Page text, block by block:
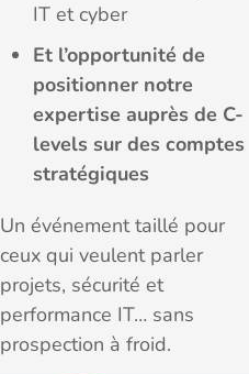
IT et cyber
Et l’opportunité de
positionner notre
expertise auprès de C-
levels sur des comptes
stratégiques
Un événement taillé pour
ceux qui veulent parler
projets, sécurité et
performance IT… sans
prospection à froid.